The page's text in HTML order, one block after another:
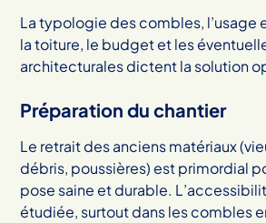
La typologie des combles, l’usage
la toiture, le budget et les
architecturales dictent la solution
Préparation du chantier
Le retrait des anciens matériaux
débris, poussières) est primordial
pose saine et durable.
étudiée, surtout dans les combles